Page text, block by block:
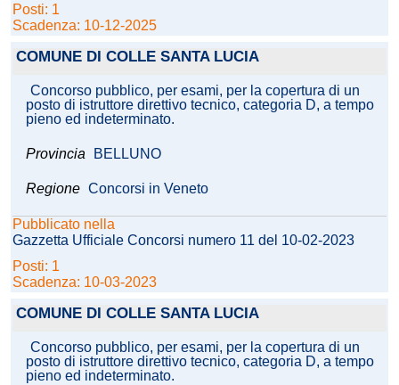
Posti: 1
Scadenza: 10-12-2025
COMUNE DI COLLE SANTA LUCIA
Concorso pubblico, per esami, per la copertura di un
posto di istruttore direttivo tecnico, categoria D, a tempo
pieno ed indeterminato.
Provincia BELLUNO
Regione Concorsi in Veneto
Pubblicato nella
Gazzetta Ufficiale Concorsi numero 11 del 10-02-2023
Posti: 1
Scadenza: 10-03-2023
COMUNE DI COLLE SANTA LUCIA
Concorso pubblico, per esami, per la copertura di un
posto di istruttore direttivo tecnico, categoria D, a tempo
pieno ed indeterminato.